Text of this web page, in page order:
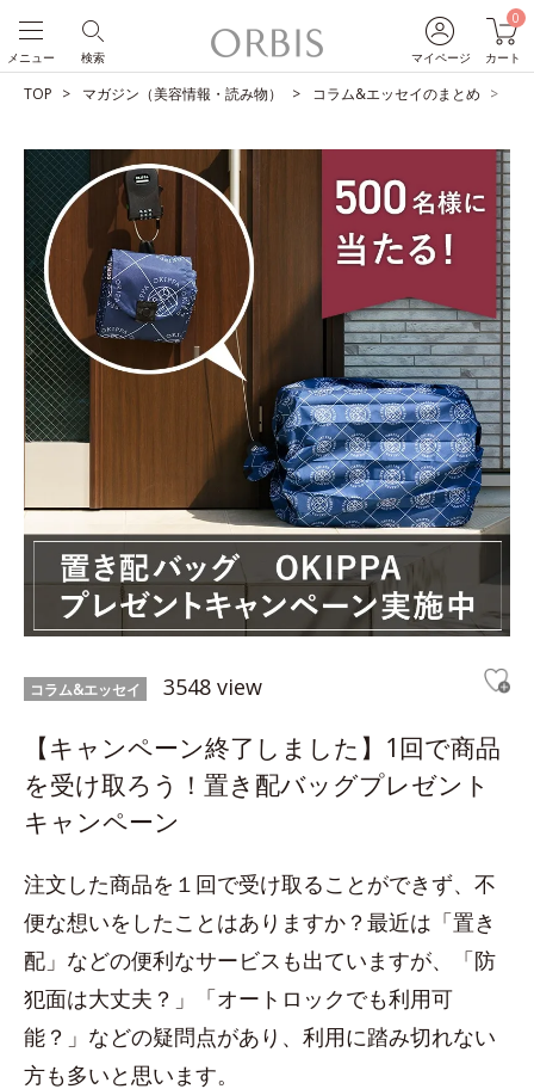
マイページ
0
カート
検索
メニュー
TOP マガジン（美容情報・読み物） コラム&エッセイのまとめ
コラム&エッセイ 3548 view
【キャンペーン終了しました】1回で商品
を受け取ろう！置き配バッグプレゼント
キャンペーン
注文した商品を１回で受け取ることができず、不
便な想いをしたことはありますか？最近は「置き
配」などの便利なサービスも出ていますが、「防
犯面は大丈夫？」「オートロックでも利用可
能？」などの疑問点があり、利用に踏み切れない
方も多いと思います。